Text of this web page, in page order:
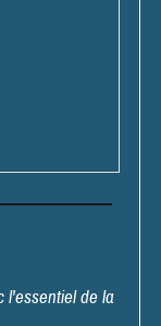
l'essentiel de la